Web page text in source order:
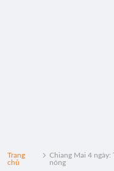
Trang
chủ
Chiang Mai 4 ngày:
nóng